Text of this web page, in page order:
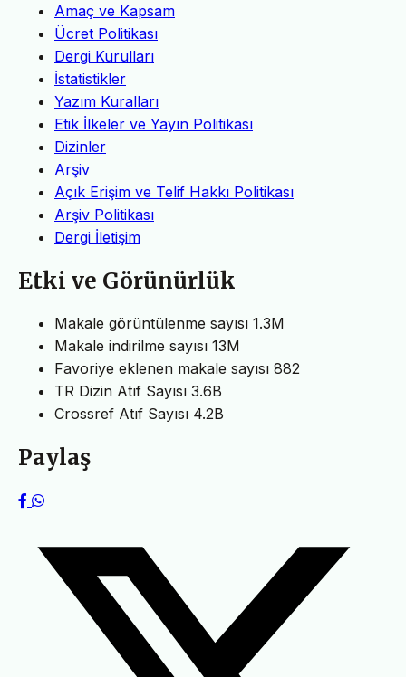
Amaç ve Kapsam
Ücret Politikası
Dergi Kurulları
İstatistikler
Yazım Kuralları
Etik İlkeler ve Yayın Politikası
Dizinler
Arşiv
Açık Erişim ve Telif Hakkı Politikası
Arşiv Politikası
Dergi İletişim
Etki ve Görünürlük
Makale görüntülenme sayısı 1.3M
Makale indirilme sayısı 13M
Favoriye eklenen makale sayısı 882
TR Dizin Atıf Sayısı 3.6B
Crossref Atıf Sayısı 4.2B
Paylaş